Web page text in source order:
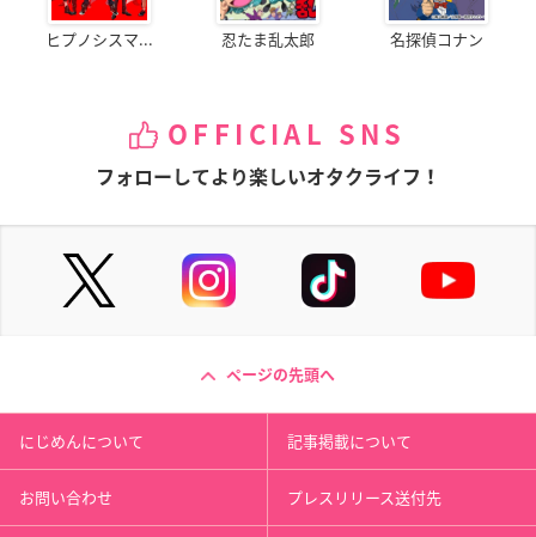
ヒプノシスマ... 忍たま乱太郎 名探偵コナン
OFFICIAL SNS
フォローしてより楽しいオタクライフ！
ページの先頭へ
にじめんについて 記事掲載について
お問い合わせ プレスリリース送付先